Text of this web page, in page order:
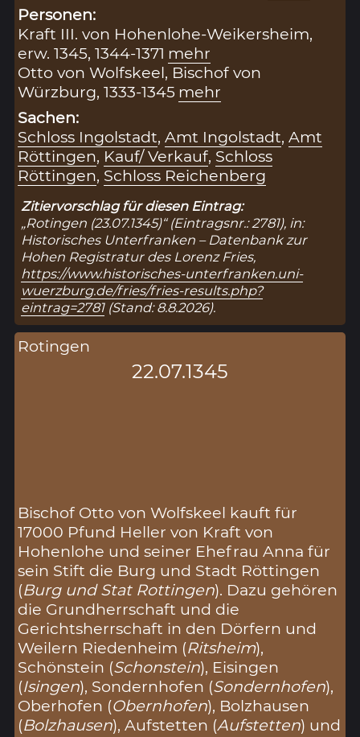
Personen:
Kraft III. von Hohenlohe-Weikersheim,
erw. 1345, 1344-1371 mehr
Otto von Wolfskeel, Bischof von
Würzburg, 1333-1345 mehr
Sachen:
Schloss Ingolstadt,Amt Ingolstadt,Amt
Röttingen, Kauf/ Verkauf, Schloss
Röttingen, Schloss Reichenberg
Zitiervorschlag für diesen Eintrag:
„Rotingen (23.07.1345)“ (Eintragsnr.: 2781), in:
Historisches Unterfranken – Datenbank zur
Hohen Registratur des Lorenz Fries,
https://www.historisches-unterfranken.uni-
wuerzburg.de/fries/fries-results.php?
eintrag=2781(Stand: 8.8.2026).
Rotingen
22.07.1345
Bischof Otto von Wolfskeel kauft für
17000 Pfund Heller von Kraft von
Hohenlohe und seiner Ehefrau Anna für
sein Stift die Burg und Stadt Röttingen
(Burg und Stat Rottingen). Dazu gehören
die Grundherrschaft und die
Gerichtsherrschaft in den Dörfern und
Weilern Riedenheim (Ritsheim),
Schönstein (Schonstein), Eisingen
(Isingen), Sondernhofen (Sondernhofen),
Oberhofen (Obernhofen), Bolzhausen
(Bolzhausen), Aufstetten (Aufstetten) und